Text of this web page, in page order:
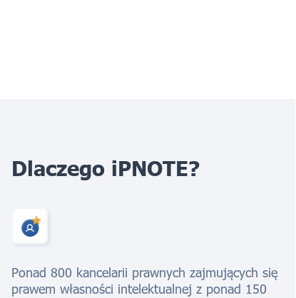
Dlaczego iPNOTE?
Ponad 800 kancelarii prawnych zajmujących się
prawem własności intelektualnej z ponad 150